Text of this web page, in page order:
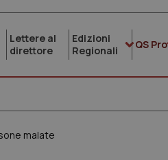
Lettere al
direttore
Edizioni
Regionali
QS Pro
malate